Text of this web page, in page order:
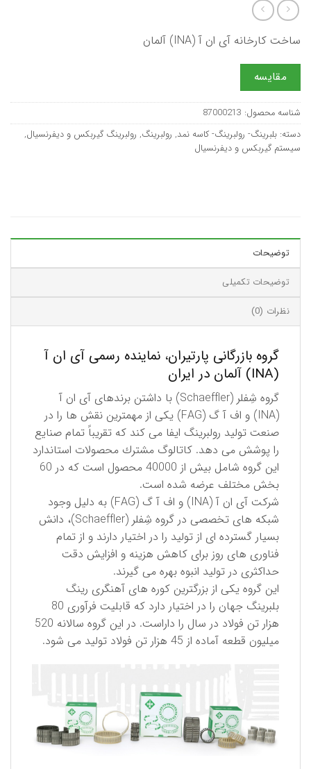
ساخت کارخانه آی ان آ (INA) آلمان
مقایسه
شناسه محصول: 87000213
دسته: بلبرینگ- رولبرینگ- کاسه نمد, رولبرینگ, رولبرینگ گیربکس و دیفرنسیال,
سیستم گیربکس و دیفرنسیال
توضیحات
توضیحات تکمیلی
نظرات (0)
گروه بازرگانی پارتیران، نماینده رسمی آی ان آ
(INA) آلمان در ایران
گروه شِفلر (Schaeffler) با داشتن برندهای آی ان آ
(INA) و اف آ گ (FAG) یكی از مهمترین نقش ها را در
صنعت تولید رولبرینگ ایفا می کند كه تقریباً تمام صنایع
را پوشش می دهد. كاتالوگ مشترك محصولات استاندارد
این گروه شامل بیش از 40000 محصول است كه در 60
بخش مختلف عرضه شده است.
شركت آی ان آ (INA) و اف آ گ (FAG) به دلیل وجود
شبكه های تخصصی در گروه شِفلر (Schaeffler)، دانش
بسیار گسترده ای از تولید را در اختیار دارند و از تمام
فناوری های روز برای كاهش هزینه و افزایش دقت
حداكثری در تولید انبوه بهره می گیرند.
این گروه یكی از بزرگترین كوره های آهنگری رینگ
بلبرینگ جهان را در اختیار دارد كه قابلیت فرآوری 80
هزار تن فولاد در سال را داراست. در این گروه سالانه 520
میلیون قطعه آماده از 45 هزار تن فولاد تولید می شود.